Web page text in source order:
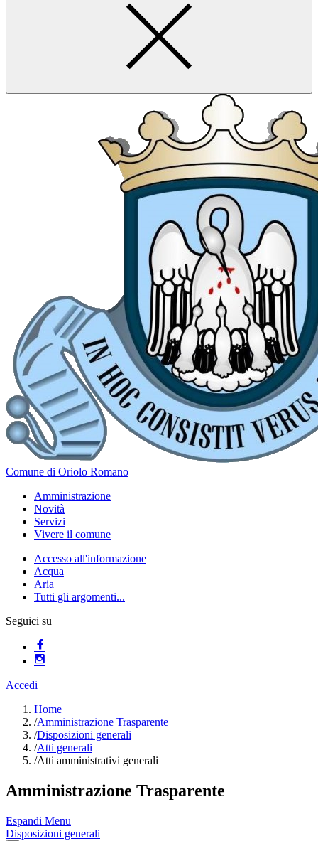
Comune di Oriolo Romano
Amministrazione
Novità
Servizi
Vivere il comune
Accesso all'informazione
Acqua
Aria
Tutti gli argomenti...
Seguici su
Accedi
Home
/Amministrazione Trasparente
/Disposizioni generali
/Atti generali
/Atti amministrativi generali
Amministrazione Trasparente
Espandi Menu
Disposizioni generali